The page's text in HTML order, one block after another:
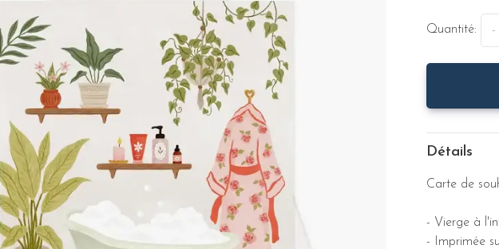
Quantité: -
Détails
Carte de
- Vierge à
- Imprimée